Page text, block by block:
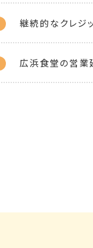
継続的なクレジ
広浜食堂の営業